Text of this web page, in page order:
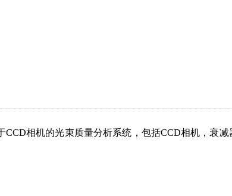
CCD相机的光束质量分析系统，包括CCD相机，衰